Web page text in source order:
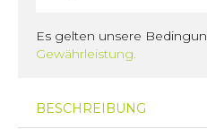
Es gelten unsere
Gewährleistung.
BESCHREIBUNG